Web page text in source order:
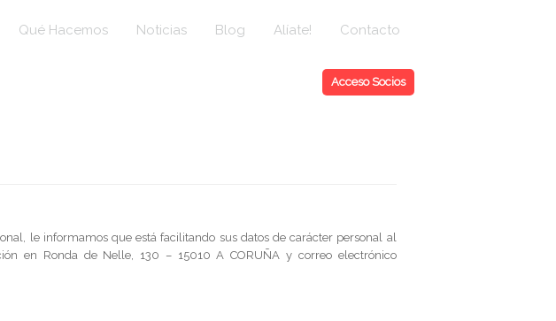
Qué Hacemos Noticias Blog Alíate! Contacto
Acceso Socios
le informamos que está facilitando sus datos de carácter personal al
en Ronda de Nelle, 130 – 15010 A CORUÑA y correo electrónico